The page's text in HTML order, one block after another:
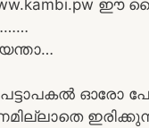
ഈ
പട്ടാപകൽ ഓരോ